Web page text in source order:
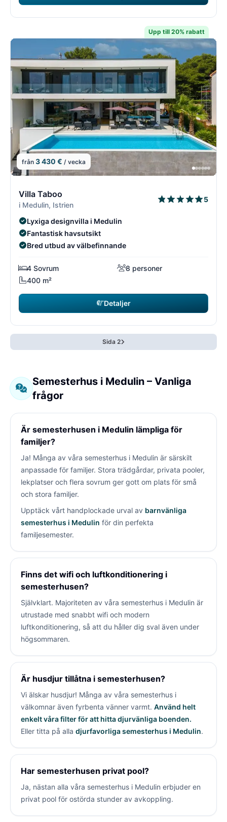
Upp till 20% rabatt
från 3 430 € / vecka
Villa Taboo
i Medulin, Istrien
5
Lyxiga designvilla i Medulin
Fantastisk havsutsikt
Bred utbud av välbefinnande
4 Sovrum
8 personer
400 m²
Detaljer
Sida 2
Semesterhus i Medulin – Vanliga
frågor
Är semesterhusen i Medulin lämpliga för
familjer?
Ja! Många av våra semesterhus i Medulin är särskilt
anpassade för familjer. Stora trädgårdar, privata pooler,
lekplatser och flera sovrum ger gott om plats för små
och stora familjer.
Upptäck vårt handplockade urval av barnvänliga
semesterhus i Medulin för din perfekta
familjesemester.
Finns det wifi och luftkonditionering i
semesterhusen?
Självklart. Majoriteten av våra semesterhus i Medulin är
utrustade med snabbt wifi och modern
luftkonditionering, så att du håller dig sval även under
högsommaren.
Är husdjur tillåtna i semesterhusen?
Vi älskar husdjur! Många av våra semesterhus i
välkomnar även fyrbenta vänner varmt. Använd helt
enkelt våra filter för att hitta djurvänliga boenden.
Eller titta på alla djurfavorliga semesterhus i Medulin.
Har semesterhusen privat pool?
Ja, nästan alla våra semesterhus i Medulin erbjuder en
privat pool för ostörda stunder av avkoppling.